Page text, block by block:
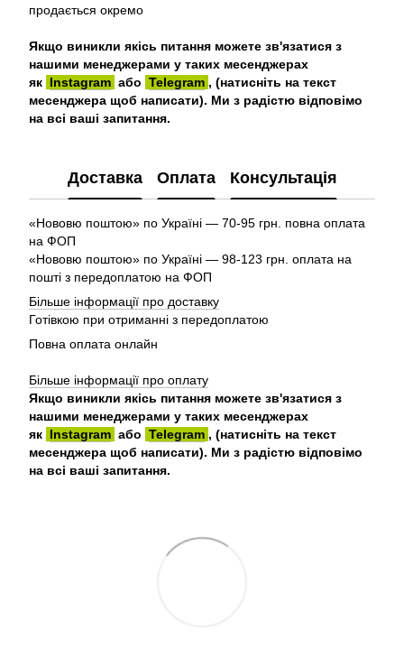
продається окремо
Якщо виникли якісь питання можете зв'язатися з
нашими менеджерами у таких месенджерах
як Instagram або Telegram , (натисніть на текст
месенджера щоб написати). Ми з радістю відповімо
на всі ваші запитання.
Доставка Оплата Консультація
«Нововю поштою» по Україні — 70-95 грн. повна оплата
на ФОП
«Нововю поштою» по Україні — 98-123 грн. оплата на
пошті з передоплатою на ФОП
Більше інформації про доставку
Готівкою при отриманні з передоплатою
Повна оплата онлайн
Більше інформації про оплату
Якщо виникли якісь питання можете зв'язатися з
нашими менеджерами у таких месенджерах
як Instagram або Telegram , (натисніть на текст
месенджера щоб написати). Ми з радістю відповімо
на всі ваші запитання.